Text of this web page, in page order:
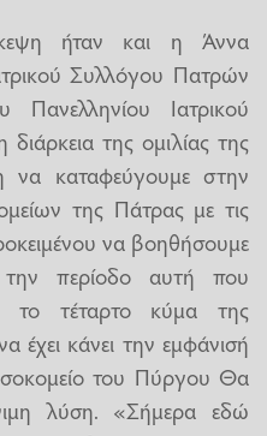
ήταν και η Άννα
Συλλόγου Πατρών
Ιατρικού
της ομιλίας της
να καταφεύγουμε στην
της Πάτρας με τις
να βοηθήσουμε
περίοδο αυτή που
το τέταρτο κύμα της
έχει κάνει την εμφάνισή
του Πύργου Θα
λύση. «Σήμερα εδώ